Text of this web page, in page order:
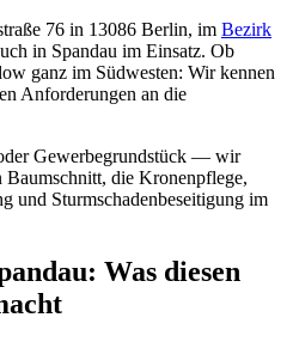
76 in 13086 Berlin, im Bezirk
in Spandau im Einsatz. Ob
ganz im Südwesten: Wir kennen
Anforderungen an die
Gewerbegrundstück — wir
Baumschnitt, die Kronenpflege,
und Sturmschadenbeseitigung im
Was diesen